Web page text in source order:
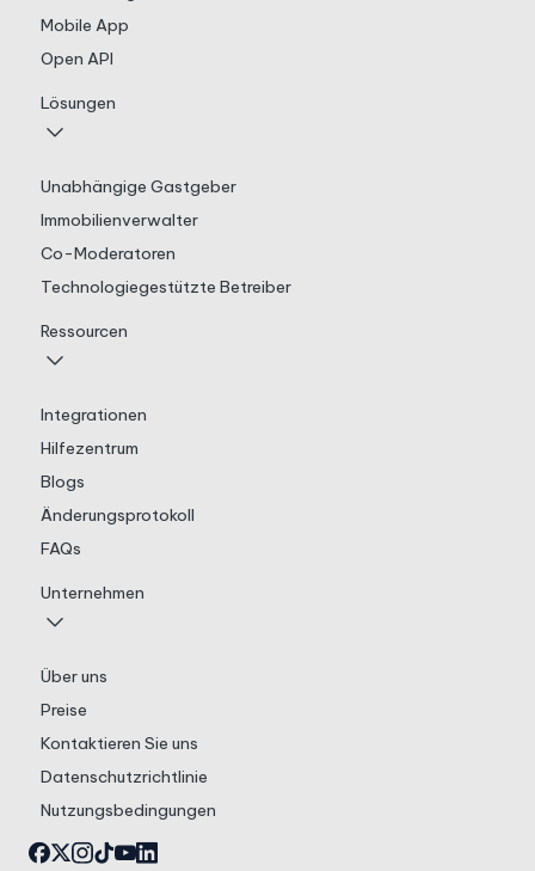
Mobile App
Open API
Lösungen
Unabhängige Gastgeber
Immobilienverwalter
Co-Moderatoren
Technologiegestützte Betreiber
Ressourcen
Integrationen
Hilfezentrum
Blogs
Änderungsprotokoll
FAQs
Unternehmen
Über uns
Preise
Kontaktieren Sie uns
Datenschutzrichtlinie
Nutzungsbedingungen